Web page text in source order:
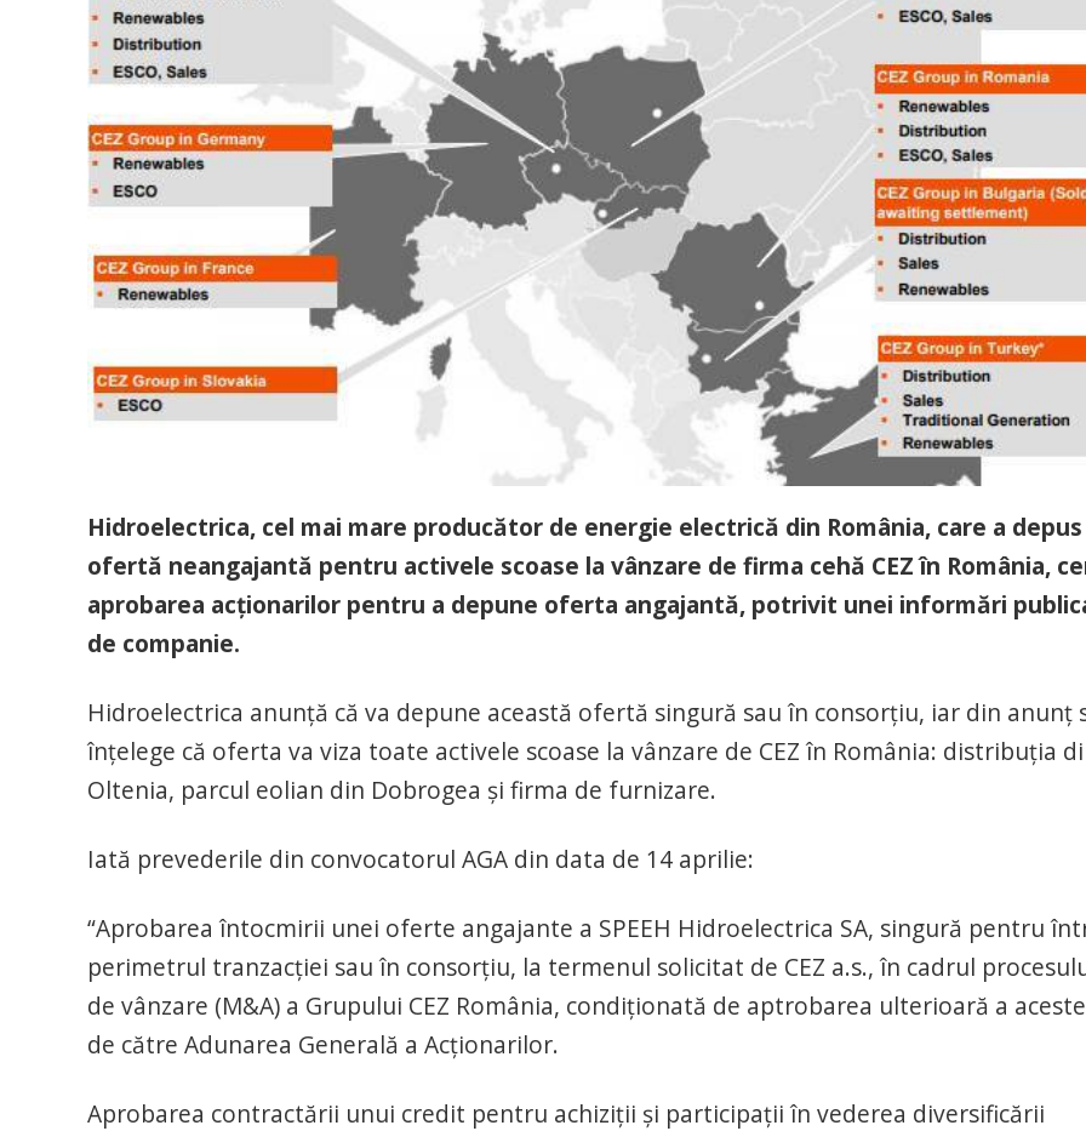
Hidroelectrica, cel mai mare producător de energie electrică din România, care a depus
ofertă neangajantă pentru activele scoase la vânzare de firma cehă CEZ în România,
aprobarea acţionarilor pentru a depune oferta angajantă, potrivit unei informări
de companie.
Hidroelectrica anunţă că va depune această ofertă singură sau în consorţiu, iar din anunţ
înţelege că oferta va viza toate activele scoase la vânzare de CEZ în România: distribuţia
Oltenia, parcul eolian din Dobrogea şi firma de furnizare.
Iată prevederile din convocatorul AGA din data de 14 aprilie:
“Aprobarea întocmirii unei oferte angajante a SPEEH Hidroelectrica SA, singură pentru
perimetrul tranzacţiei sau în consorţiu, la termenul solicitat de CEZ a.s., în cadrul
de vânzare (M&A) a Grupului CEZ România, condiţionată de aptrobarea ulterioară a
de către Adunarea Generală a Acţionarilor.
Aprobarea contractării unui credit pentru achiziţii şi participaţii în vederea diversificării